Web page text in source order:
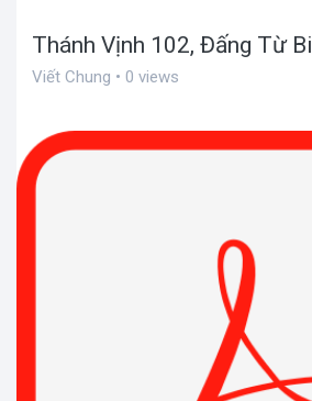
Thánh Vịnh 102, Đấng Từ Bi
Viết Chung • 0 views